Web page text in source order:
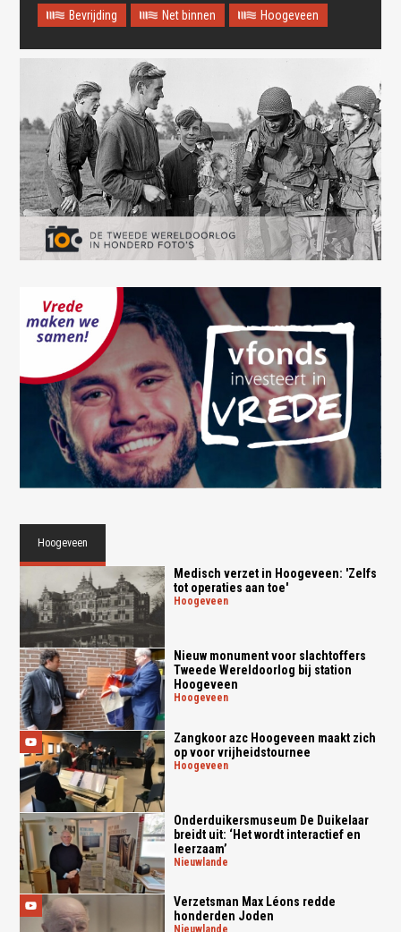
Bevrijding Net binnen Hoogeveen
Hoogeveen
Medisch verzet in Hoogeveen: 'Zelfs
tot operaties aan toe'
hoogeveen
Nieuw monument voor slachtoffers
Tweede Wereldoorlog bij station
Hoogeveen
hoogeveen
Zangkoor azc Hoogeveen maakt zich
op voor vrijheidstournee
hoogeveen
Onderduikersmuseum De Duikelaar
breidt uit: ‘Het wordt interactief en
leerzaam’
nieuwlande
Verzetsman Max Léons redde
honderden Joden